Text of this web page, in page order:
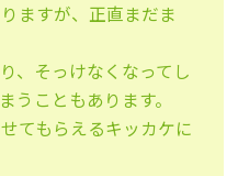
ますが、正直まだま
、そっけなくなってし
うこともあります。
てもらえるキッカケに